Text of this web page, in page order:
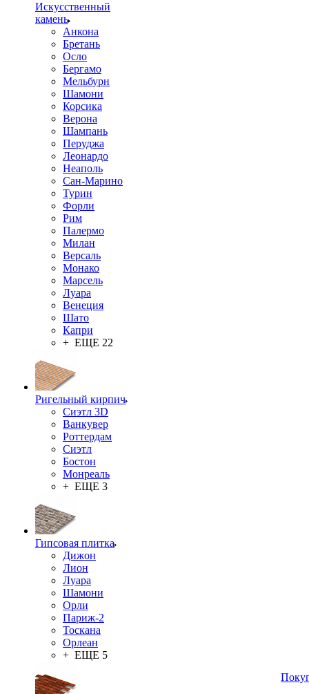
Искусственный
камень
Анкона
Бретань
Осло
Бергамо
Мельбурн
Шамони
Корсика
Верона
Шампань
Перуджа
Леонардо
Неаполь
Сан-Марино
Турин
Форли
Рим
Палермо
Милан
Версаль
Монако
Марсель
Луара
Венеция
Шато
Капри
+ ЕЩЕ 22
Ригельный кирпич
Сиэтл 3D
Ванкувер
Роттердам
Сиэтл
Бостон
Монреаль
+ ЕЩЕ 3
Гипсовая плитка
Дижон
Лион
Луара
Шамони
Орли
Париж-2
Тоскана
Орлеан
+ ЕЩЕ 5